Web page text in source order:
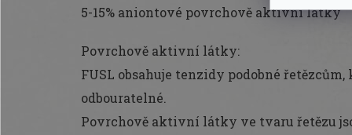
5-15% aniontové povrchově aktivní látky
Povrchově aktivní látky:
FUSL obsahuje tenzidy podobné
odbouratelné.
Povrchově aktivní látky ve tvaru řetězu